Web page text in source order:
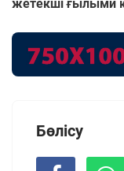
жетекші ғылыми
Бөлісу